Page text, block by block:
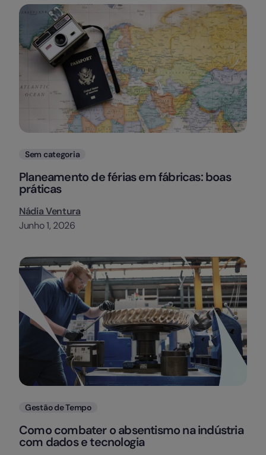
Categorias
Sem categoria
Planeamento de férias em fábricas: boas
práticas
Nádia Ventura
Junho 1, 2026
Categorias
Gestão de Tempo
Como combater o absentismo na indústria
com dados e tecnologia